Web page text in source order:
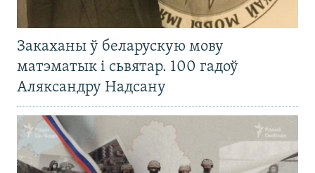
Закаханы ў беларускую мову
матэматык і сьвятар. 100 гадоў
Аляксандру Надсану